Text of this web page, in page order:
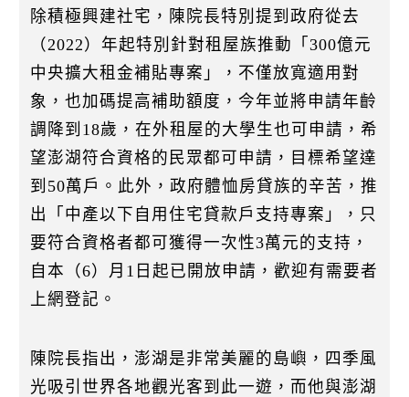
除積極興建社宅，陳院長特別提到政府從去
（2022）年起特別針對租屋族推動「300億元
中央擴大租金補貼專案」，不僅放寬適用對
象，也加碼提高補助額度，今年並將申請年齡
調降到18歲，在外租屋的大學生也可申請，希
望澎湖符合資格的民眾都可申請，目標希望達
到50萬戶。此外，政府體恤房貸族的辛苦，推
出「中產以下自用住宅貸款戶支持專案」，只
要符合資格者都可獲得一次性3萬元的支持，
自本（6）月1日起已開放申請，歡迎有需要者
上網登記。
陳院長指出，澎湖是非常美麗的島嶼，四季風
光吸引世界各地觀光客到此一遊，而他與澎湖